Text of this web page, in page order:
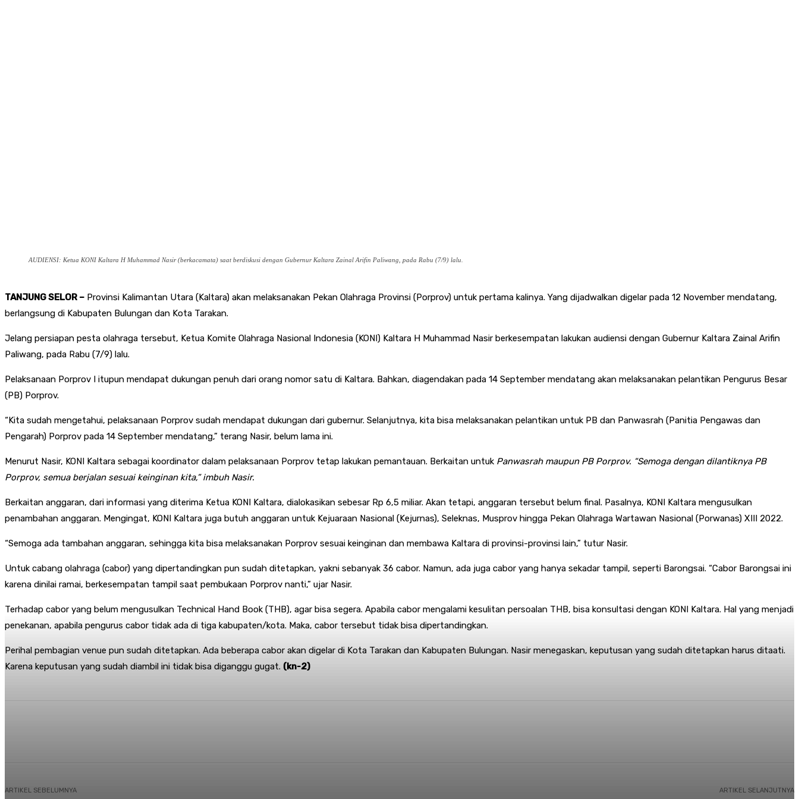
AUDIENSI: Ketua KONI Kaltara H Muhammad Nasir (berkacamata) saat berdiskusi dengan Gubernur Kaltara Zainal Arifin Paliwang, pada Rabu (7/9) lalu.
TANJUNG SELOR – Provinsi Kalimantan Utara (Kaltara) akan melaksanakan Pekan Olahraga Provinsi (Porprov) untuk pertama kalinya. Yang dijadwalkan digelar pada 12 November mendatang,
berlangsung di Kabupaten Bulungan dan Kota Tarakan.
Jelang persiapan pesta olahraga tersebut, Ketua Komite Olahraga Nasional Indonesia (KONI) Kaltara H Muhammad Nasir berkesempatan lakukan audiensi dengan Gubernur Kaltara Zainal Arifin
Paliwang, pada Rabu (7/9) lalu.
Pelaksanaan Porprov I itupun mendapat dukungan penuh dari orang nomor satu di Kaltara. Bahkan, diagendakan pada 14 September mendatang akan melaksanakan pelantikan Pengurus Besar
(PB) Porprov.
“Kita sudah mengetahui, pelaksanaan Porprov sudah mendapat dukungan dari gubernur. Selanjutnya, kita bisa melaksanakan pelantikan untuk PB dan Panwasrah (Panitia Pengawas dan
Pengarah) Porprov pada 14 September mendatang,” terang Nasir, belum lama ini.
Menurut Nasir, KONI Kaltara sebagai koordinator dalam pelaksanaan Porprov tetap lakukan pemantauan. Berkaitan untuk Panwasrah maupun PB Porprov. “Semoga dengan dilantiknya PB
Porprov, semua berjalan sesuai keinginan kita,” imbuh Nasir.
Berkaitan anggaran, dari informasi yang diterima Ketua KONI Kaltara, dialokasikan sebesar Rp 6,5 miliar. Akan tetapi, anggaran tersebut belum final. Pasalnya, KONI Kaltara mengusulkan
penambahan anggaran. Mengingat, KONI Kaltara juga butuh anggaran untuk Kejuaraan Nasional (Kejurnas), Seleknas, Musprov hingga Pekan Olahraga Wartawan Nasional (Porwanas) XIII 2022.
“Semoga ada tambahan anggaran, sehingga kita bisa melaksanakan Porprov sesuai keinginan dan membawa Kaltara di provinsi-provinsi lain,” tutur Nasir.
Untuk cabang olahraga (cabor) yang dipertandingkan pun sudah ditetapkan, yakni sebanyak 36 cabor. Namun, ada juga cabor yang hanya sekadar tampil, seperti Barongsai. “Cabor Barongsai ini
karena dinilai ramai, berkesempatan tampil saat pembukaan Porprov nanti,” ujar Nasir.
Terhadap cabor yang belum mengusulkan Technical Hand Book (THB), agar bisa segera. Apabila cabor mengalami kesulitan persoalan THB, bisa konsultasi dengan KONI Kaltara. Hal yang menjadi
penekanan, apabila pengurus cabor tidak ada di tiga kabupaten/kota. Maka, cabor tersebut tidak bisa dipertandingkan.
Perihal pembagian venue pun sudah ditetapkan. Ada beberapa cabor akan digelar di Kota Tarakan dan Kabupaten Bulungan. Nasir menegaskan, keputusan yang sudah ditetapkan harus ditaati.
Karena keputusan yang sudah diambil ini tidak bisa diganggu gugat. (kn-2)
ARTIKEL SEBELUMNYA ARTIKEL SELANJUTNYA